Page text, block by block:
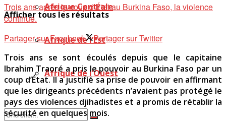
Afficher tous les résultats
Afrique Centrale
Afrique de l’Est
Afrique de l’Ouest
Trois ans après le coup d'État au Burkina Faso, la violence
continue.
Partager sur Facebook
Partager sur Twitter
Trois ans se sont écoulés depuis que le capitaine
Ibrahim Traoré a pris le pouvoir au Burkina Faso par un
coup d’État. Il a justifié sa prise de pouvoir en affirmant
que les dirigeants précédents n’avaient pas protégé le
pays des violences djihadistes et a promis de rétablir la
sécurité en quelques mois.